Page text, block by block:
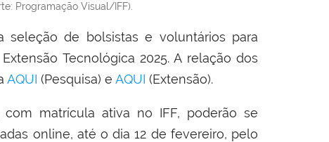
Programação Visual/IFF).
seleção de bolsistas e voluntários para
Tecnológica 2025. A relação dos
AQUI (Pesquisa) e AQUI (Extensão).
matrícula ativa no IFF, poderão se
online, até o dia 12 de fevereiro, pelo